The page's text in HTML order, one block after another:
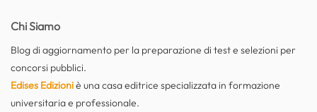
Chi Siamo
Blog di aggiornamento per la preparazione di test e selezioni per
concorsi pubblici.
Edises Edizioniè una casa editrice specializzata in formazione
universitaria e professionale.